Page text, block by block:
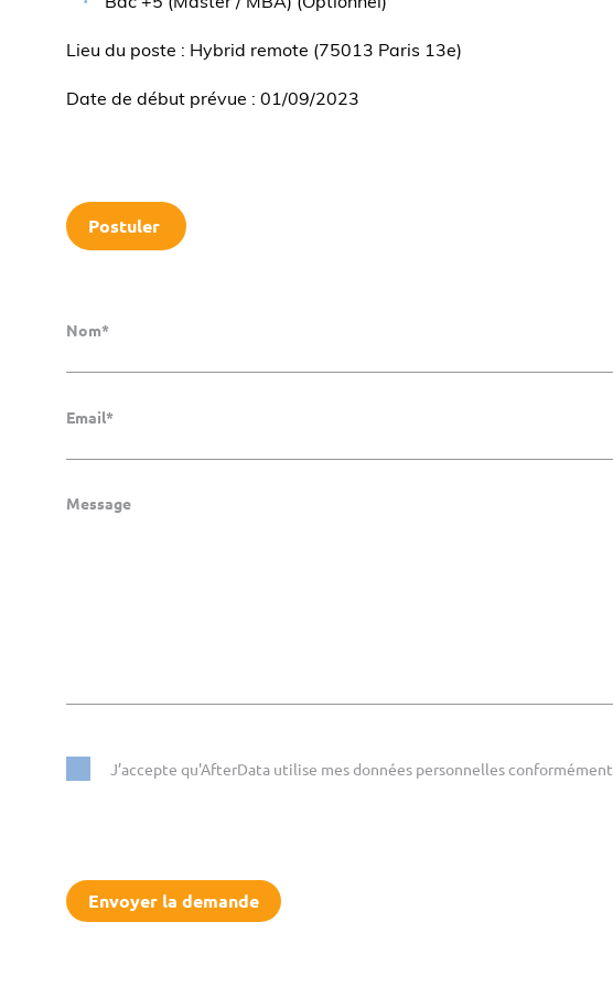
Lieu du poste : Hybrid remote (75013 Paris 13e)
Date de début prévue : 01/09/2023
Postuler
Nom*
Email*
Message
J’accepte qu'AfterData utilise mes données personnelles conformément